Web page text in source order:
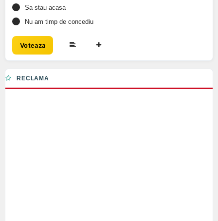
Sa stau acasa
Nu am timp de concediu
Voteaza
RECLAMA